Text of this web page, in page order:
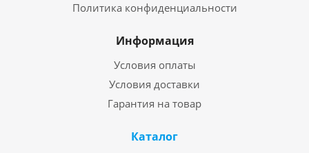
Политика конфиденциальности
Информация
Условия оплаты
Условия доставки
Гарантия на товар
Каталог